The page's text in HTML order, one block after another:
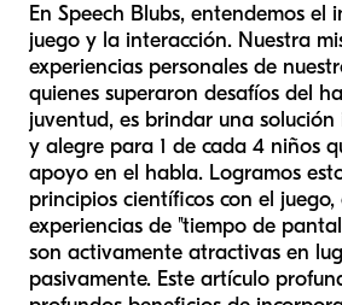
En Speech Blubs, entendemos el
juego y la interacción. Nuestra
experiencias personales de
quienes superaron desafíos del
juventud, es brindar una
y alegre para 1 de cada 4 niños
apoyo en el habla. Logramos
principios científicos con el
experiencias de "tiempo de
son activamente atractivas en
pasivamente. Este artículo